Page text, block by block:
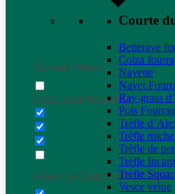
Generic filters
Exact matches only
Filter by Custom Post Type
Courte
Betterave
Colza
Navette
Navet
Ray-grass
Pois
Trèfle
Trèfle
Trèfle de
Trèfle
Trèfle
Vesce velue